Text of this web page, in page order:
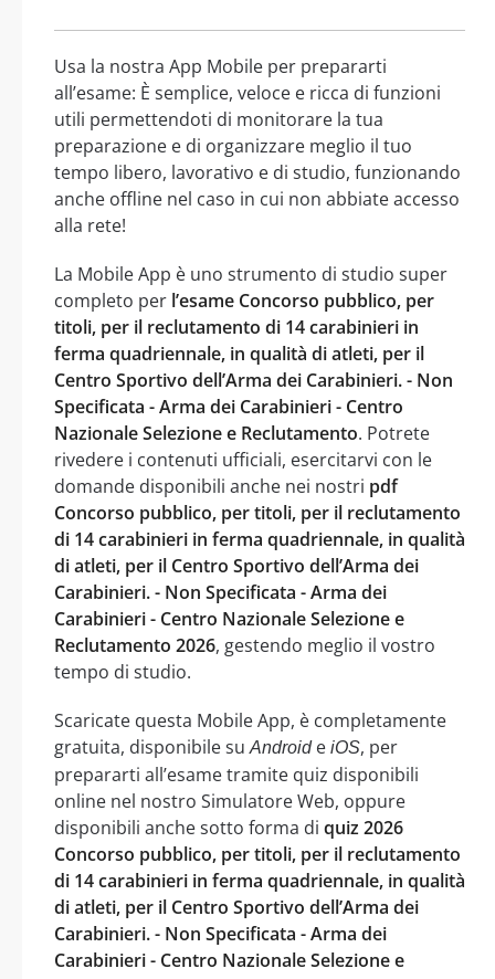
Usa la nostra App Mobile per prepararti
all’esame: È semplice, veloce e ricca di funzioni
utili permettendoti di monitorare la tua
preparazione e di organizzare meglio il tuo
tempo libero, lavorativo e di studio, funzionando
anche offline nel caso in cui non abbiate accesso
alla rete!
La Mobile App è uno strumento di studio super
completo per l’esame Concorso pubblico, per
titoli, per il reclutamento di 14 carabinieri in
ferma quadriennale, in qualità di atleti, per il
Centro Sportivo dell’Arma dei Carabinieri. - Non
Specificata - Arma dei Carabinieri - Centro
Nazionale Selezione e Reclutamento. Potrete
rivedere i contenuti ufficiali, esercitarvi con le
domande disponibili anche nei nostri pdf
Concorso pubblico, per titoli, per il reclutamento
di 14 carabinieri in ferma quadriennale, in qualità
di atleti, per il Centro Sportivo dell’Arma dei
Carabinieri. - Non Specificata - Arma dei
Carabinieri - Centro Nazionale Selezione e
Reclutamento 2026, gestendo meglio il vostro
tempo di studio.
Scaricate questa Mobile App, è completamente
gratuita, disponibile suAndroide iOS, per
prepararti all’esame tramite quiz disponibili
online nel nostro Simulatore Web, oppure
disponibili anche sotto forma di quiz 2026
Concorso pubblico, per titoli, per il reclutamento
di 14 carabinieri in ferma quadriennale, in qualità
di atleti, per il Centro Sportivo dell’Arma dei
Carabinieri. - Non Specificata - Arma dei
Carabinieri - Centro Nazionale Selezione e